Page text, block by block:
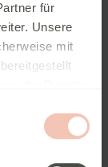
für
Unsere
mit